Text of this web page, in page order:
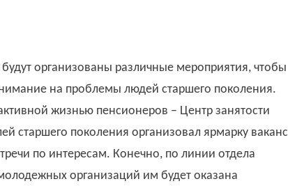
организованы различные мероприятия, чтобы
на проблемы людей старшего поколения.
жизнью пенсионеров – Центр занятости
старшего поколения организовал ярмарку
по интересам. Конечно, по линии отдела
организаций им будет оказана